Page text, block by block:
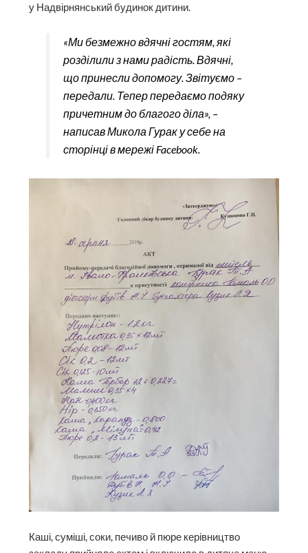
у Надвірнянський будинок дитини.
«Ми безмежно вдячні гостям, які
розділили з нами радість. Вдячні,
що принесли допомогу. Звітуємо –
передали. Тепер передаємо подяку
причетним до благого діла», –
написав Микола Гурак у себе на
сторінці в мережі Facebook.
Каші, суміші, соки, печиво й пюре керівництво